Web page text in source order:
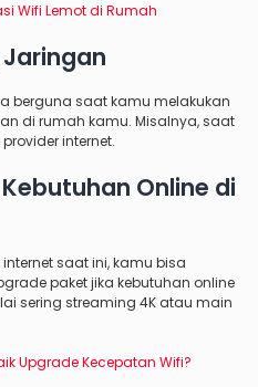
Wifi Lemot di Rumah
berguna saat kamu melakukan
di rumah kamu. Misalnya, saat
internet.
Online di
saat ini, kamu bisa
paket jika kebutuhan online
sering streaming 4K atau main
Upgrade Kecepatan Wifi?